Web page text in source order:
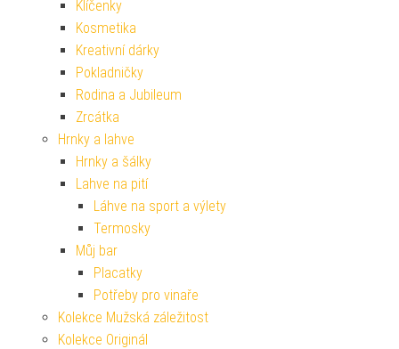
Klíčenky
Kosmetika
Kreativní dárky
Pokladničky
Rodina a Jubileum
Zrcátka
Hrnky a lahve
Hrnky a šálky
Lahve na pití
Láhve na sport a výlety
Termosky
Můj bar
Placatky
Potřeby pro vinaře
Kolekce Mužská záležitost
Kolekce Originál